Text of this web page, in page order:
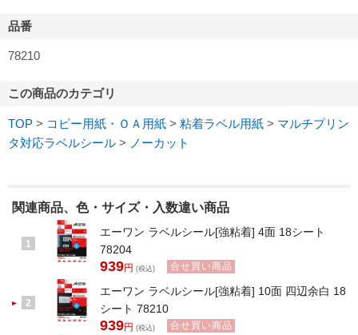
品番
78210
この商品のカテゴリ
TOP > コピー用紙・ＯＡ用紙 > 粘着ラベル用紙 > マルチプリン
タ対応ラベルシール > ノーカット
関連商品、色・サイズ・入数違い商品
1
エーワン ラベルシール[強粘着] 4面 18シート
78204
939円 (税込) 合せ買い商品
2
エーワン ラベルシール[強粘着] 10面 四辺余白 18
シート 78210
939円 (税込) 合せ買い商品